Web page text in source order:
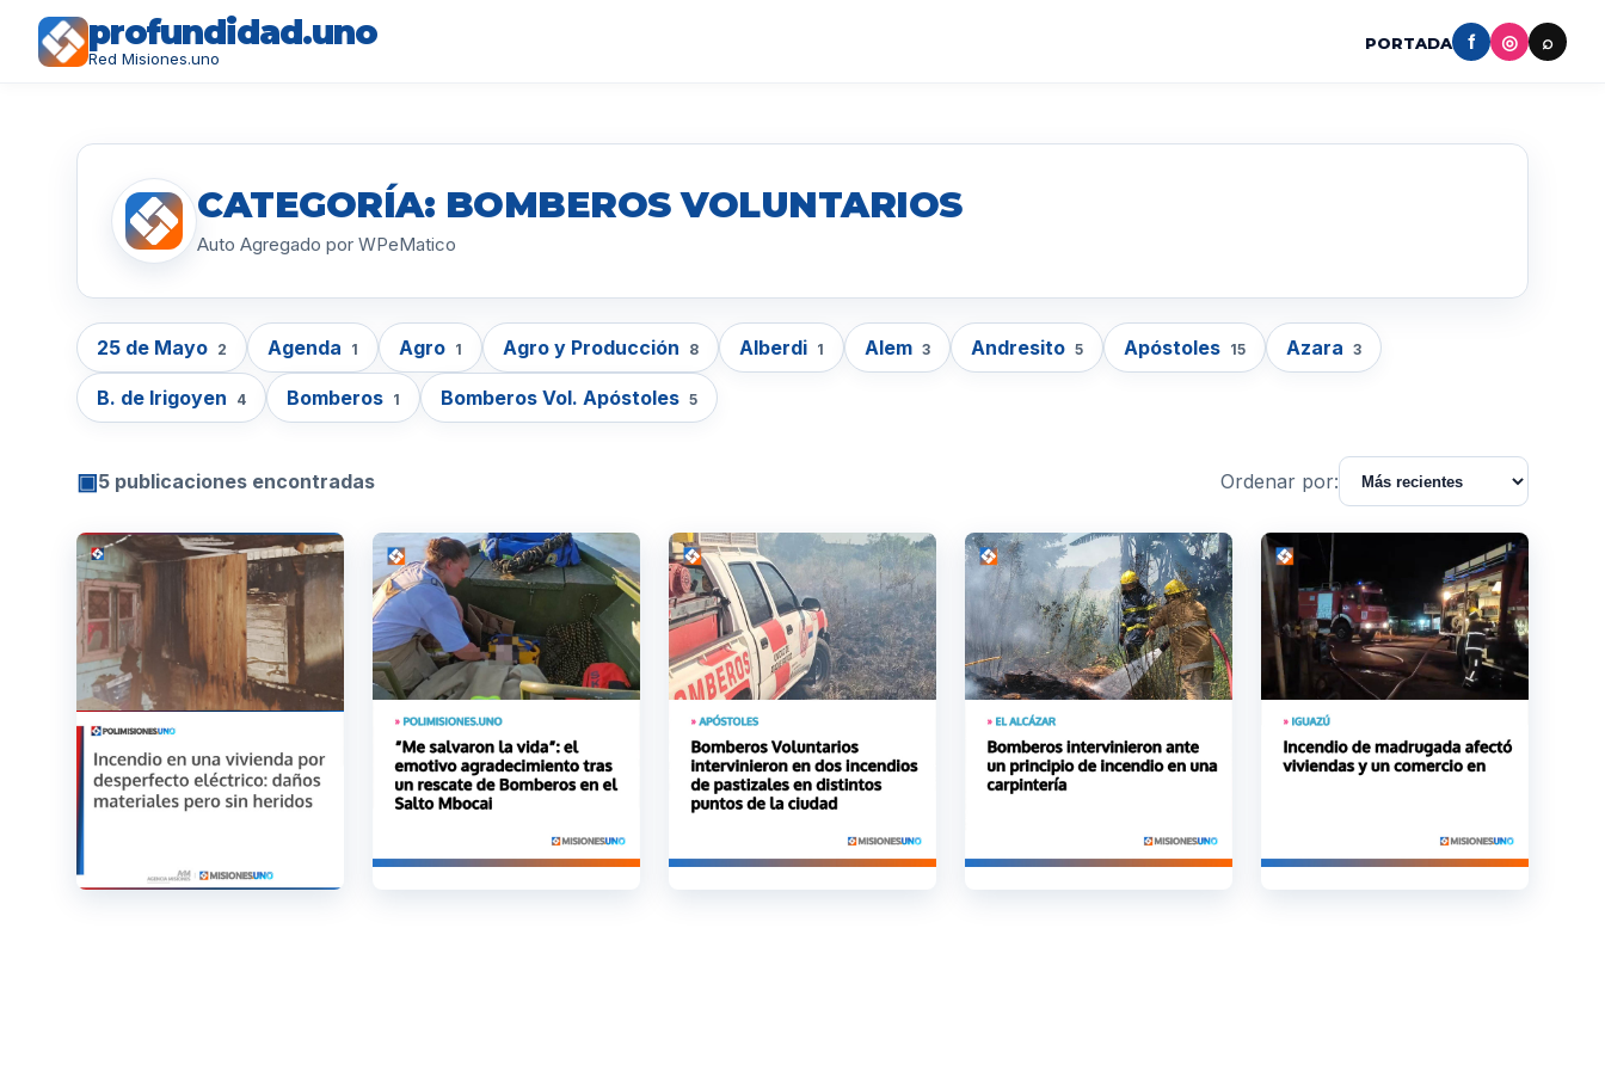
profundidad.uno
Red Misiones.uno
PORTADA f ◎ ⌕
CATEGORÍA: BOMBEROS VOLUNTARIOS
Auto Agregado por WPeMatico
25 de Mayo 2 Agenda 1 Agro 1 Agro y Producción 8 Alberdi 1 Alem 3 Andresito 5 Apóstoles 15 Azara 3
B. de Irigoyen 4 Bomberos 1 Bomberos Vol. Apóstoles 5
▣5 publicaciones encontradas Ordenar por: